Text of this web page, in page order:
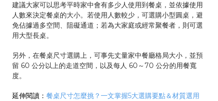
建議大家可以思考平時家中會有多少人使用到餐桌，並依據使用
人數來決定餐桌的大小。若使用人數較少，可選購小型圓桌，避
免佔據過多空間、阻礙通道；若為大家庭或經常聚餐者，則可選
用大型長桌。
另外，在餐桌尺寸選購上，可事先丈量家中餐廳格局大小，並預
留 60 公分以上的走道空間，以及每人 60～70 公分的用餐寬
度。
延伸閱讀： 餐桌尺寸怎麼挑？一文掌握5大選購要點＆材質選用